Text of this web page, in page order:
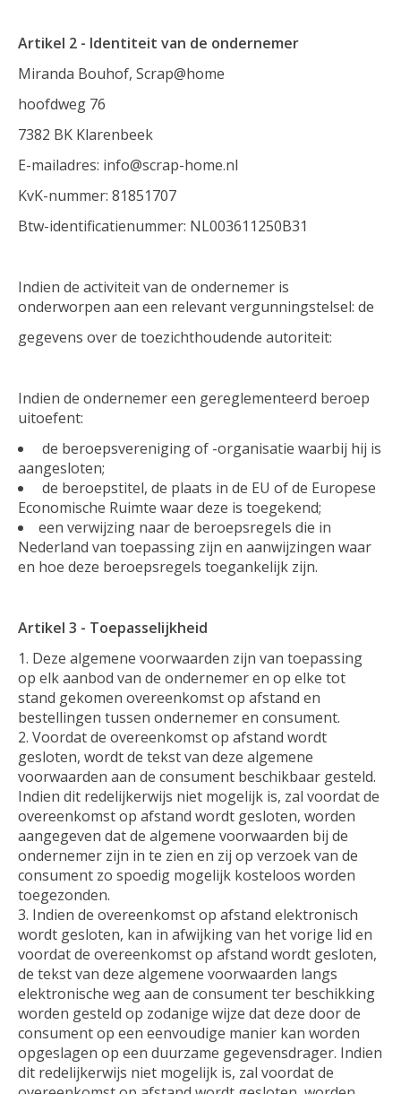
Artikel 2 - Identiteit van de ondernemer
Miranda Bouhof, Scrap@home
hoofdweg 76
7382 BK Klarenbeek
E-mailadres: info@scrap-home.nl
KvK-nummer: 81851707
Btw-identificatienummer: NL003611250B31
Indien de activiteit van de ondernemer is
onderworpen aan een relevant vergunningstelsel: de
gegevens over de toezichthoudende autoriteit:
Indien de ondernemer een gereglementeerd beroep
uitoefent:
de beroepsvereniging of -organisatie waarbij hij is
aangesloten;
de beroepstitel, de plaats in de EU of de Europese
Economische Ruimte waar deze is toegekend;
een verwijzing naar de beroepsregels die in
Nederland van toepassing zijn en aanwijzingen waar
en hoe deze beroepsregels toegankelijk zijn.
Artikel 3 - Toepasselijkheid
Deze algemene voorwaarden zijn van toepassing
op elk aanbod van de ondernemer en op elke tot
stand gekomen overeenkomst op afstand en
bestellingen tussen ondernemer en consument.
Voordat de overeenkomst op afstand wordt
gesloten, wordt de tekst van deze algemene
voorwaarden aan de consument beschikbaar gesteld.
Indien dit redelijkerwijs niet mogelijk is, zal voordat de
overeenkomst op afstand wordt gesloten, worden
aangegeven dat de algemene voorwaarden bij de
ondernemer zijn in te zien en zij op verzoek van de
consument zo spoedig mogelijk kosteloos worden
toegezonden.
Indien de overeenkomst op afstand elektronisch
wordt gesloten, kan in afwijking van het vorige lid en
voordat de overeenkomst op afstand wordt gesloten,
de tekst van deze algemene voorwaarden langs
elektronische weg aan de consument ter beschikking
worden gesteld op zodanige wijze dat deze door de
consument op een eenvoudige manier kan worden
opgeslagen op een duurzame gegevensdrager. Indien
dit redelijkerwijs niet mogelijk is, zal voordat de